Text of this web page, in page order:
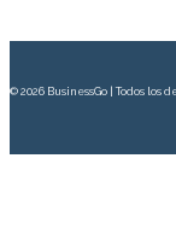
© 2026 BusinessGo | Todos los